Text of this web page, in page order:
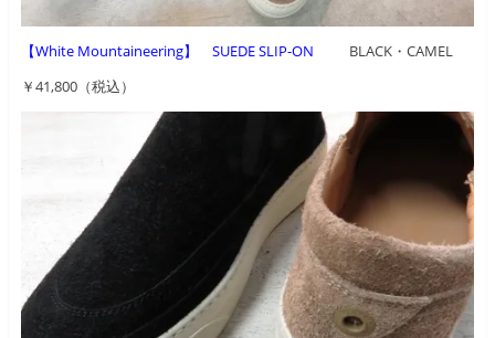
【White Mountaineering】 SUEDE SLIP-ON BLACK・CAMEL
￥41,800（税込）